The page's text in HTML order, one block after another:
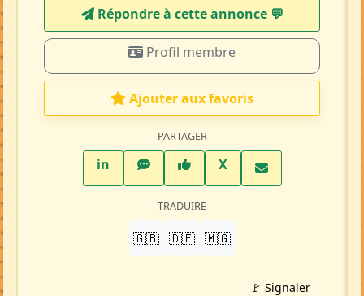
Répondre à cette annonce 💬​
Profil membre
Ajouter aux favoris
PARTAGER
inLinkedInWhatsAppFacebook
XTwitter X
TRADUIRE
🇬🇧 🇩🇪 🇲🇬
🚩 Signaler